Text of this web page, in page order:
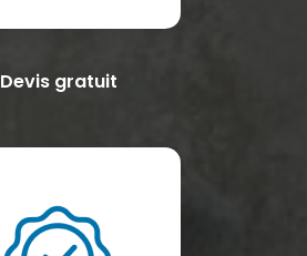
Devis gratuit